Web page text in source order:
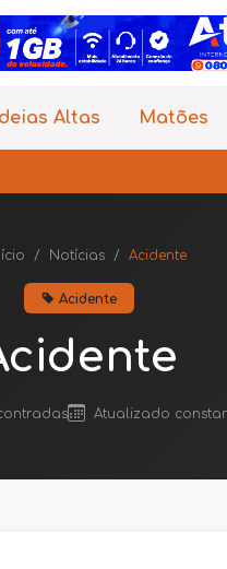
Altas Matões
Notícias Acidente
Acidente
Atualizado